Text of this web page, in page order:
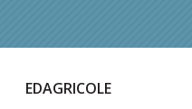
EDAGRICOLE